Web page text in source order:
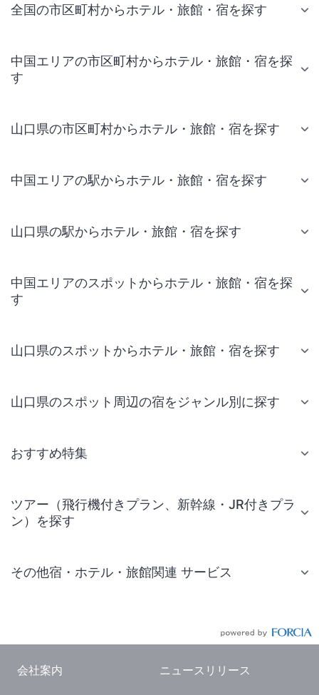
全国の市区町村からホテル・旅館・宿を探す
中国エリアの市区町村からホテル・旅館・宿を探
す
山口県の市区町村からホテル・旅館・宿を探す
中国エリアの駅からホテル・旅館・宿を探す
山口県の駅からホテル・旅館・宿を探す
中国エリアのスポットからホテル・旅館・宿を探
す
山口県のスポットからホテル・旅館・宿を探す
山口県のスポット周辺の宿をジャンル別に探す
おすすめ特集
ツアー（飛行機付きプラン、新幹線・JR付きプラ
ン）を探す
その他宿・ホテル・旅館関連 サービス
会社案内 ニュースリリース